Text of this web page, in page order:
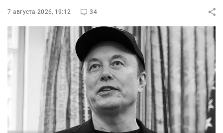
7 августа 2026, 19:12 34